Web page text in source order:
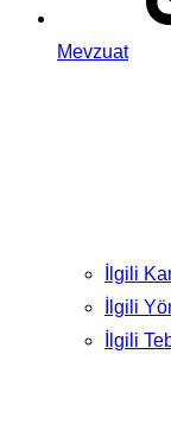
Mevzuat
İlgili
İlgili
İlgili